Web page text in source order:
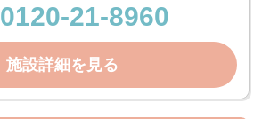
0120-21-8960
施設詳細を見る